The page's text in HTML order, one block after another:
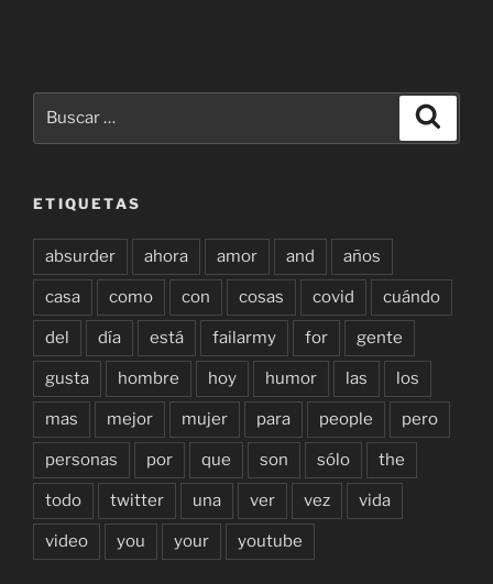
ETIQUETAS
absurder ahora amor and años
casa como con cosas covid cuándo
del día está failarmy for gente
gusta hombre hoy humor las los
mas mejor mujer para people pero
personas por que son sólo the
todo twitter una ver vez vida
video you your youtube